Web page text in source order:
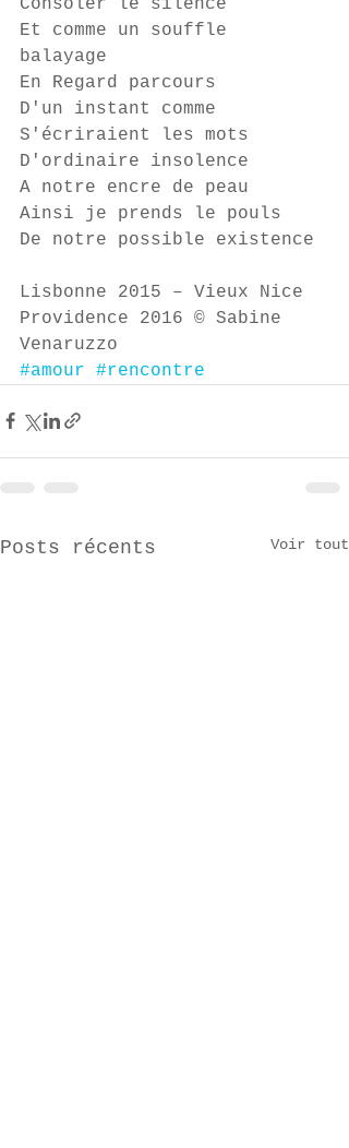
Consoler le silence
Et comme un souffle
balayage
En Regard parcours
D'un instant comme
S'écriraient les mots
D'ordinaire insolence
A notre encre de peau
Ainsi je prends le pouls
De notre possible existence
Lisbonne 2015 – Vieux Nice
Providence 2016 © Sabine
Venaruzzo
#amour
#rencontre
Posts récents Voir tout